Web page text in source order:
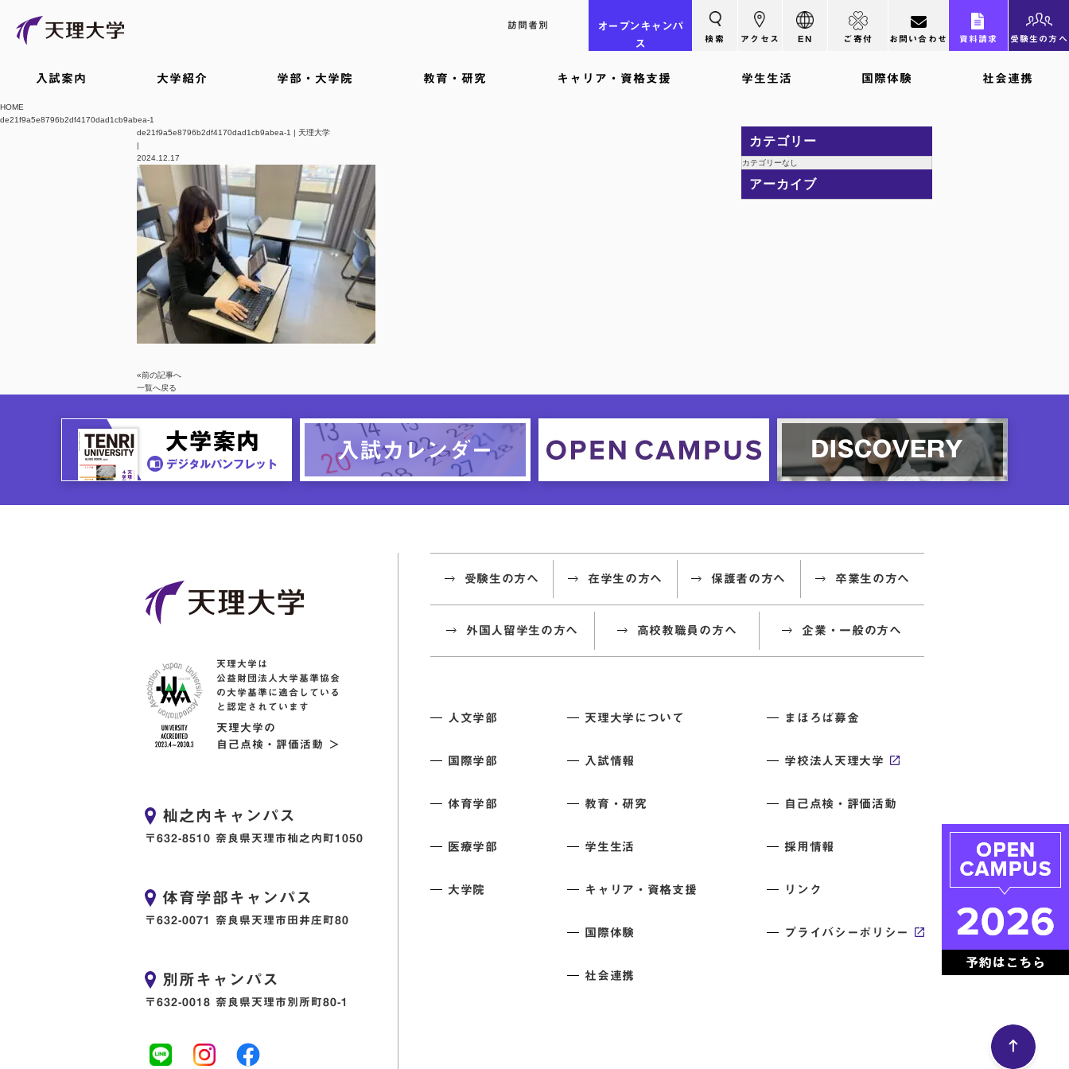
訪問者別 オープン キャンパ
ス
検索 アクセス EN ご寄付 お問い合わせ 資料請求 受験生の方へ
入試案内 大学紹介 学部・大学院 教育・研究 キャリア・資格支援 学生生活 国際体験 社会連携
HOME
de21f9a5e8796b2df4170dad1cb9abea-1
de21f9a5e8796b2df4170dad1cb9abea-1 | 天理大学
|
2024.12.17
«前の記事へ
一覧へ戻る
カテゴリー
カテゴリーなし
アーカイブ
天理大学は
公益財団法人大学基準協会
の大学基準に適合している
と認定されています
天理大学の
自己点検・評価活動 ＞
杣之内キャンパス
〒632-8510 奈良県天理市杣之内町1050
体育学部キャンパス
〒632-0071 奈良県天理市田井庄町80
別所キャンパス
〒632-0018 奈良県天理市別所町80-1
受験生の方へ 在学生の方へ 保護者の方へ 卒業生の方へ
外国人留学生の方へ 高校教職員の方へ 企業・一般の方へ
人文学部
国際学部
体育学部
医療学部
大学院
天理大学について
入試情報
教育・研究
学生生活
キャリア・資格支援
国際体験
社会連携
まほろば募金
学校法人天理大学
自己点検・評価活動
採用情報
リンク
プライバシーポリシー